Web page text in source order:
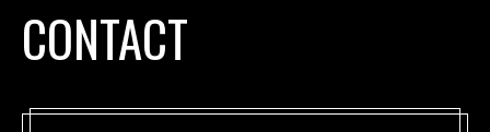
CONTACT